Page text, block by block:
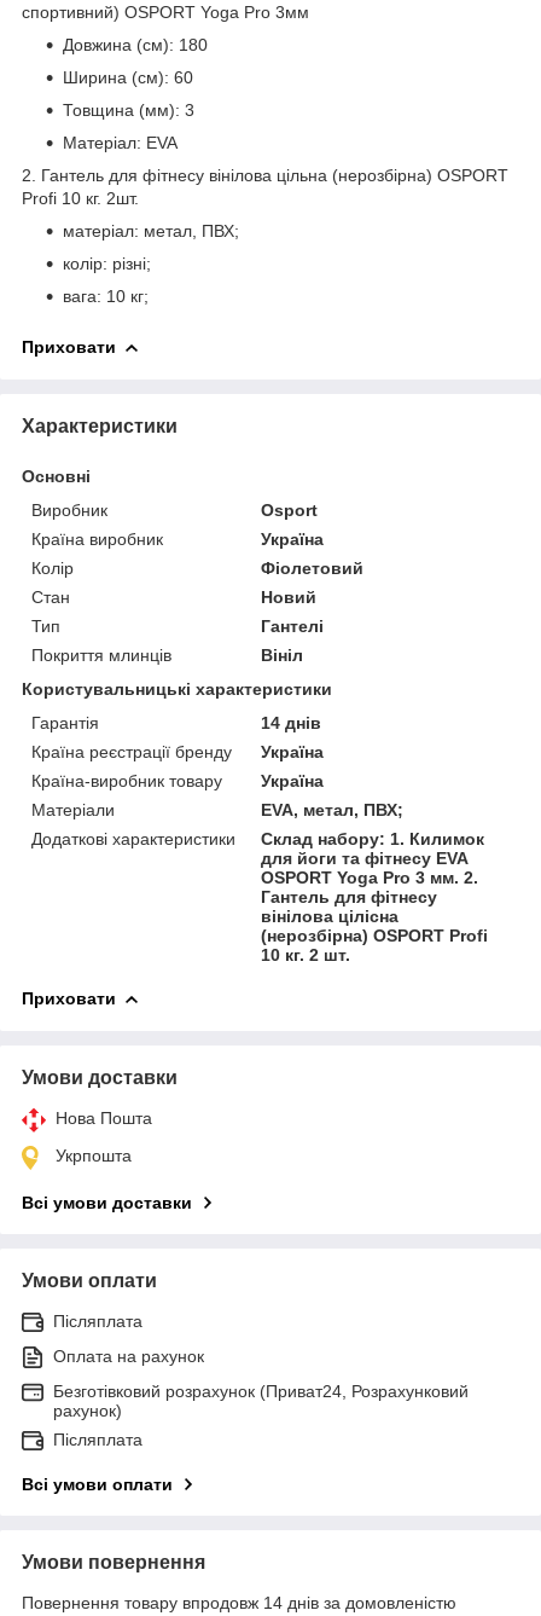
спортивний) OSPORT Yoga Pro 3мм
Довжина (см): 180
Ширина (см): 60
Товщина (мм): 3
Матеріал: EVA
2. Гантель для фітнесу вінілова цільна (нерозбірна) OSPORT
Profi 10 кг. 2шт.
матеріал: метал, ПВХ;
колір: різні;
вага: 10 кг;
Приховати
Характеристики
Основні
Виробник
Osport
Країна виробник
Україна
Колір
Фіолетовий
Стан
Новий
Тип
Гантелі
Покриття млинців
Вініл
Користувальницькі характеристики
Гарантія
14 днів
Країна реєстрації бренду
Україна
Країна-виробник товару
Україна
Матеріали
EVA, метал, ПВХ;
Додаткові характеристики
Склад набору: 1. Килимок
для йоги та фітнесу EVA
OSPORT Yoga Pro 3 мм. 2.
Гантель для фітнесу
вінілова цілісна
(нерозбірна) OSPORT Profi
10 кг. 2 шт.
Приховати
Умови доставки
Нова Пошта
Укрпошта
Всі умови доставки
Умови оплати
Післяплата
Оплата на рахунок
Безготівковий розрахунок (Приват24, Розрахунковий
рахунок)
Післяплата
Всі умови оплати
Умови повернення
Повернення товару впродовж 14 днів за домовленістю